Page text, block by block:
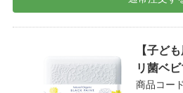
【子ど
リ菌ベ
商品コー